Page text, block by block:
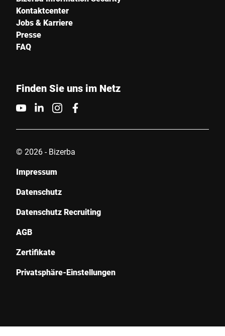
Kontaktcenter
Jobs & Karriere
Presse
FAQ
Finden Sie uns im Netz
© 2026 - Bizerba
Impressum
Datenschutz
Datenschutz Recruiting
AGB
Zertifikate
Privatsphäre-Einstellungen